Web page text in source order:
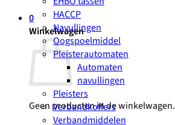
0
Winkelwagen
Geen producten in de winkelwagen.
HACCP
Navullingen
Oogspoelmiddel
Pleisterautomaten
Automaten
navullingen
Pleisters
Verbandkoffers
Verbandmiddelen